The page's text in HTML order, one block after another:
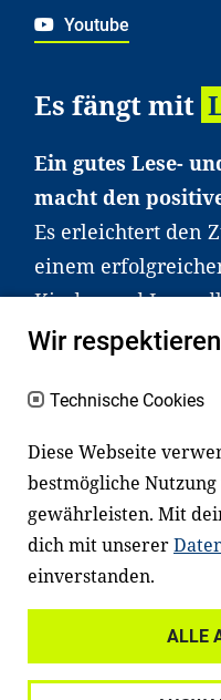
Youtube
Es fängt mit
Ein gutes Lese-
macht den
Es erleichtert den
einem
Kinder und
haben aber große
an Familien sowie
Lehrer*innen und
mit Ministerien,
Einrichtungen,
und anderen
Wir
Technische Cookies
Diese Webseite
bestmögliche
gewährleisten. Mit
dich mit unserer
einverstanden.
ALLE